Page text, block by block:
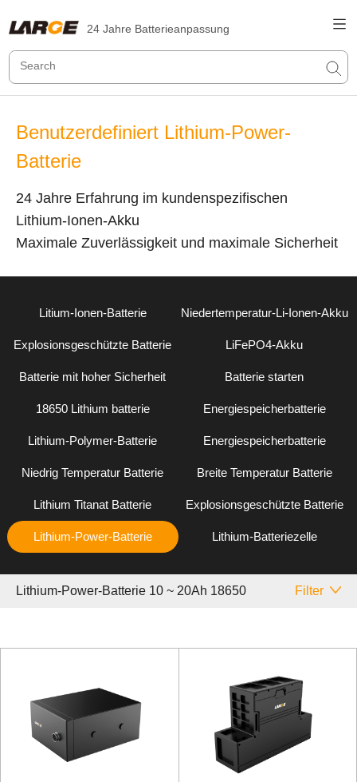
24 Jahre Batterieanpassung
Benutzerdefiniert Lithium-Power-
Batterie
24 Jahre Erfahrung im kundenspezifischen
Lithium-Ionen-Akku
Maximale Zuverlässigkeit und maximale Sicherheit
Litium-Ionen-Batterie Niedertemperatur-Li-Ionen-Akku
Explosionsgeschützte Batterie LiFePO4-Akku
Batterie mit hoher Sicherheit Batterie starten
18650 Lithium batterie Energiespeicherbatterie
Lithium-Polymer-Batterie Energiespeicherbatterie
Niedrig Temperatur Batterie Breite Temperatur Batterie
Lithium Titanat Batterie Explosionsgeschützte Batterie
Lithium-Power-Batterie Lithium-Batteriezelle
Lithium-Power-Batterie 10 ~ 20Ah 18650 Filter